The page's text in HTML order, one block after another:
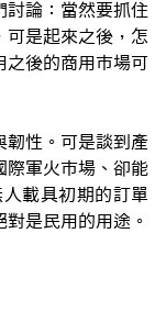
討論：當然要抓住
可是起來之後，怎
之後的商用市場可
韌性。可是談到產
際軍火市場、卻能
載具初期的訂單
是民用的用途。